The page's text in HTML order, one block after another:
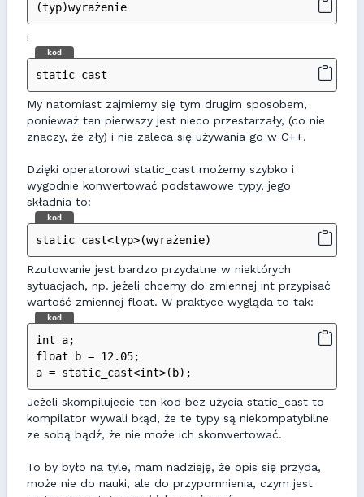
(typ)wyrażenie
i
kod
static_cast
My natomiast zajmiemy się tym drugim sposobem,
ponieważ ten pierwszy jest nieco przestarzały, (co nie
znaczy, że zły) i nie zaleca się używania go w C++.
Dzięki operatorowi static_cast możemy szybko i
wygodnie konwertować podstawowe typy, jego
składnia to:
kod
static_cast<typ>(wyrażenie)
Rzutowanie jest bardzo przydatne w niektórych
sytuacjach, np. jeżeli chcemy do zmiennej int przypisać
wartość zmiennej float. W praktyce wygląda to tak:
kod
int a;
float b = 12.05;
a = static_cast<int>(b);
Jeżeli skompilujecie ten kod bez użycia static_cast to
kompilator wywali błąd, że te typy są niekompatybilne
ze sobą bądź, że nie może ich skonwertować.
To by było na tyle, mam nadzieję, że opis się przyda,
może nie do nauki, ale do przypomnienia, czym jest